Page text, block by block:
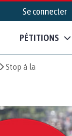
Se connecter
PÉTITIONS
Stop à la